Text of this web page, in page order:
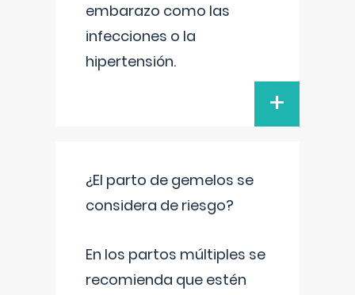
embarazo como las
infecciones o la
hipertensión.
+
¿El parto de gemelos se
considera de riesgo?
En los partos múltiples se
recomienda que estén